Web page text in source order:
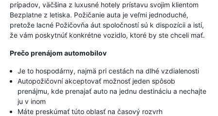
prípadov, väčšina z luxusné hotely prístavu svojim klientom
Bezplatne z letiska. Požičanie auta je veľmi jednoduché,
pretože lacné Požičovňa áut spoločností sú k dispozícii a istí,
že vám poskytnúť konkrétne vozidlo, ktoré by ste chceli mať.
Prečo prenájom automobilov
Je to hospodárny, najmä pri cestách na dlhé vzdialenosti
Autopožičovní akceptovať možnosť jeden spôsob
prenájmu, kde prenajať auto na jednu destináciu a nechajte
ju v inom
Máte preskúmať túto oblasť na časový rozvrh